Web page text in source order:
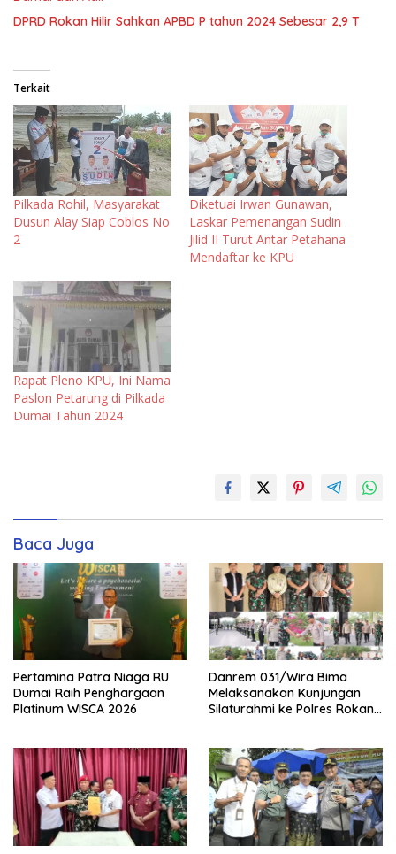
DPRD Rokan Hilir Sahkan APBD P tahun 2024 Sebesar 2,9 T
Terkait
Pilkada Rohil, Masyarakat
Dusun Alay Siap Coblos No
2
Diketuai Irwan Gunawan,
Laskar Pemenangan Sudin
Jilid II Turut Antar Petahana
Mendaftar ke KPU
Rapat Pleno KPU, Ini Nama
Paslon Petarung di Pilkada
Dumai Tahun 2024
Baca Juga
Pertamina Patra Niaga RU
Dumai Raih Penghargaan
Platinum WISCA 2026
Danrem 031/Wira Bima
Melaksanakan Kunjungan
Silaturahmi ke Polres Rokan